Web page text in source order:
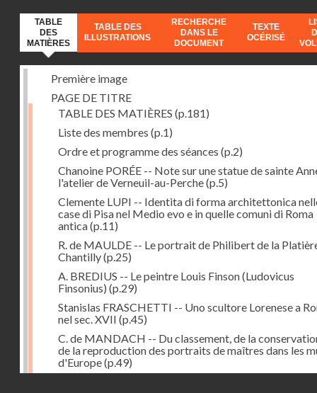
TABLE
DES
MATIÈRES
TABLE DES
ILLUSTRATIONS
RECHERCHE
DANS LE
DOCUMENT
TEXTE
OCÉRISÉ
Première image
PAGE DE TITRE
TABLE DES MATIÈRES (p.181)
Liste des membres (p.1)
Ordre et programme des séances (p.2)
Chanoine PORÉE -- Note sur une statue de sainte
l'atelier de Verneuil-au-Perche(p.5)
Clemente LUPI -- Identita di forma architettonica
case di Pisa nel Medio evo e in quelle comuni di Roma
antica(p.11)
R. de MAULDE -- Le portrait de Philibert de la
Chantilly(p.25)
A. BREDIUS -- Le peintre Louis Finson (Ludovicus
Finsonius) (p.29)
Stanislas FRASCHETTI -- Uno scultore Lorenese a
nel sec. XVII (p.45)
C. de MANDACH -- Du classement, de la
de la reproduction des portraits de maîtres dans les
d'Europe(p.49)